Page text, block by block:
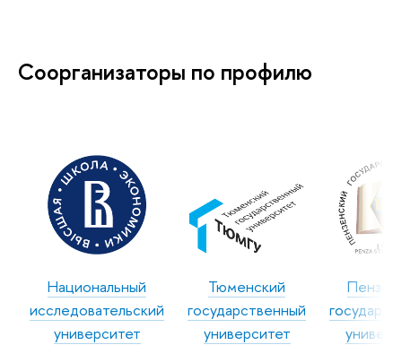
Соорганизаторы по профилю
Национальный
исследовательский
университет
Тюменский
государственный
университет